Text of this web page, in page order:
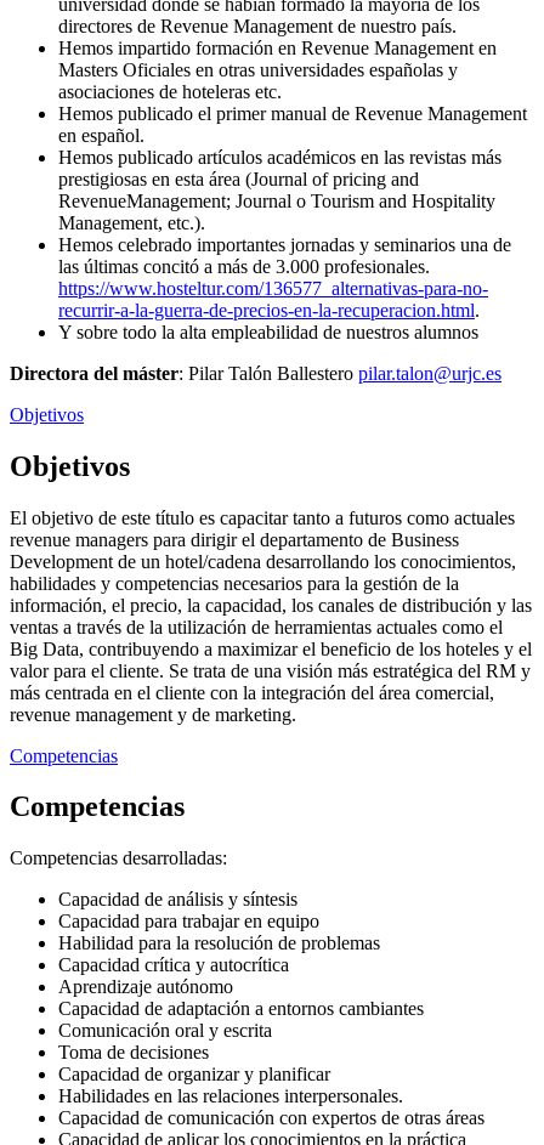
directores de Revenue Management de nuestro país.
Hemos impartido formación en Revenue Management en
Masters Oficiales en otras universidades españolas y
asociaciones de hoteleras etc.
Hemos publicado el primer manual de Revenue Management
en español.
Hemos publicado artículos académicos en las revistas más
prestigiosas en esta área (Journal of pricing and
RevenueManagement; Journal o Tourism and Hospitality
Management, etc.).
Hemos celebrado importantes jornadas y seminarios una de
las últimas concitó a más de 3.000 profesionales.
https://www.hosteltur.com/136577_alternativas-para-no-
recurrir-a-la-guerra-de-precios-en-la-recuperacion.html.
Y sobre todo la alta empleabilidad de nuestros alumnos
Directora del máster: Pilar Talón Ballestero pilar.talon@urjc.es
Objetivos
Objetivos
El objetivo de este título es capacitar tanto a futuros como actuales
revenue managers para dirigir el departamento de Business
Development de un hotel/cadena desarrollando los conocimientos,
habilidades y competencias necesarios para la gestión de la
información, el precio, la capacidad, los canales de distribución y las
ventas a través de la utilización de herramientas actuales como el
Big Data, contribuyendo a maximizar el beneficio de los hoteles y el
valor para el cliente. Se trata de una visión más estratégica del RM y
más centrada en el cliente con la integración del área comercial,
revenue management y de marketing.
Competencias
Competencias
Competencias desarrolladas:
Capacidad de análisis y síntesis
Capacidad para trabajar en equipo
Habilidad para la resolución de problemas
Capacidad crítica y autocrítica
Aprendizaje autónomo
Capacidad de adaptación a entornos cambiantes
Comunicación oral y escrita
Toma de decisiones
Capacidad de organizar y planificar
Habilidades en las relaciones interpersonales.
Capacidad de comunicación con expertos de otras áreas
Capacidad de aplicar los conocimientos en la práctica